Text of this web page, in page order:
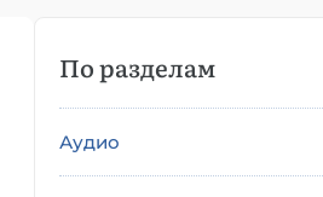
По разделам
Аудио